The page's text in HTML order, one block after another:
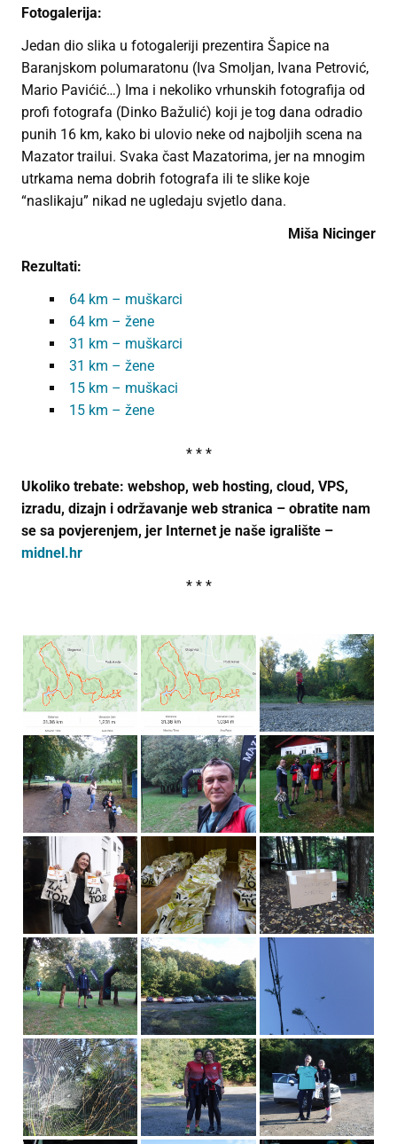
Fotogalerija:
Jedan dio slika u fotogaleriji prezentira Šapice na
Baranjskom polumaratonu (Iva Smoljan, Ivana Petrović,
Mario Pavićić…) Ima i nekoliko vrhunskih fotografija od
profi fotografa (Dinko Bažulić) koji je tog dana odradio
punih 16 km, kako bi ulovio neke od najboljih scena na
Mazator trailui. Svaka čast Mazatorima, jer na mnogim
utrkama nema dobrih fotografa ili te slike koje
“naslikaju” nikad ne ugledaju svjetlo dana.
Miša Nicinger
Rezultati:
64 km – muškarci
64 km – žene
31 km – muškarci
31 km – žene
15 km – muškaci
15 km – žene
* * *
Ukoliko trebate: webshop, web hosting, cloud, VPS,
izradu, dizajn i održavanje web stranica – obratite nam
se sa povjerenjem, jer Internet je naše igralište –
midnel.hr
* * *